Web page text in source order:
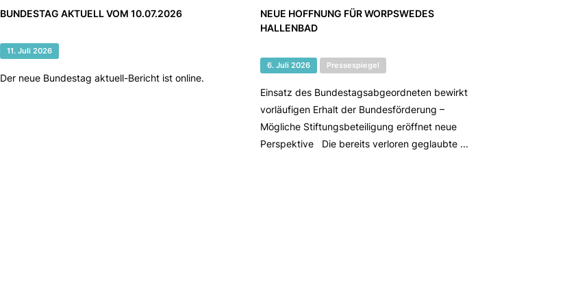
BUNDESTAG AKTUELL VOM 10.07.2026
11. Juli 2026
Der neue Bundestag aktuell-Bericht ist online.
NEUE HOFFNUNG FÜR WORPSWEDES
HALLENBAD
6. Juli 2026 Pressespiegel
Einsatz des Bundestagsabgeordneten bewirkt
vorläufigen Erhalt der Bundesförderung –
Mögliche Stiftungsbeteiligung eröffnet neue
Perspektive Die bereits verloren geglaubte ...